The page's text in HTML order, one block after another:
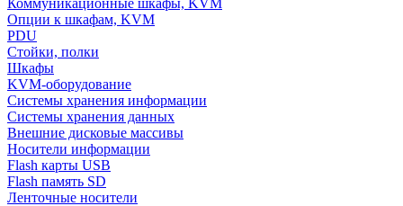
Коммуникационные шкафы, KVM
Опции к шкафам, KVM
PDU
Стойки, полки
Шкафы
KVM-оборудование
Системы хранения информации
Системы хранения данных
Внешние дисковые массивы
Носители информации
Flash карты USB
Flash память SD
Ленточные носители